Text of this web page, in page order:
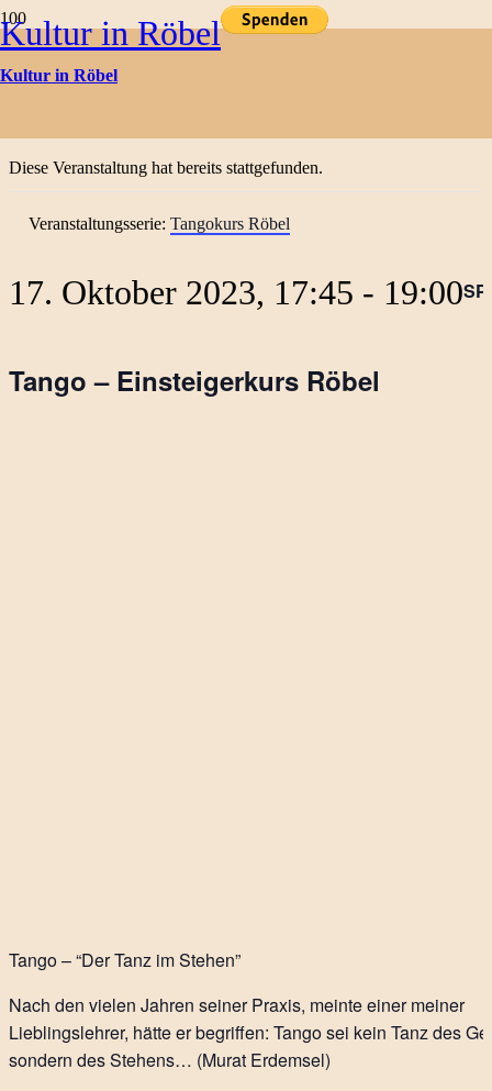
Kultur in Röbel
Kultur in Röbel
Kulturtermine
Diese Veranstaltung hat bereits stattgefunden.
Veranstaltungsserie: Tangokurs Röbel
17. Oktober 2023, 17:45 - 19:00
Tango – Einsteigerkurs Röbel
Tango – “Der Tanz im Stehen”
Nach den vielen Jahren seiner Praxis, meinte einer meiner
Lieblingslehrer, hätte er begriffen: Tango sei kein Tanz des
sondern des Stehens… (Murat Erdemsel)